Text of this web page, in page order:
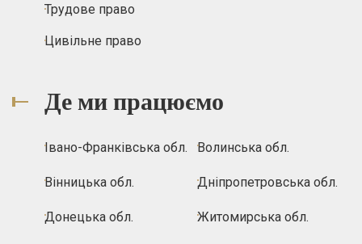
Трудове право
Цивільне право
Де ми працюємо
Івано-Франківська обл. Волинська обл.
Вінницька обл. Дніпропетровська обл.
Донецька обл. Житомирська обл.